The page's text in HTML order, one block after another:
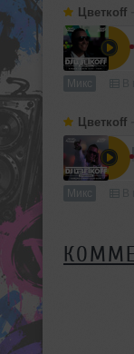
Цветкоff
Микс
Цветкоff
Микс